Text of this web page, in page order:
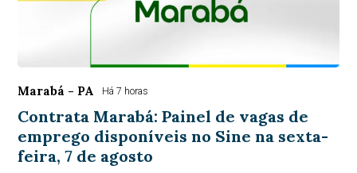
Marabá - PA Há 7 horas
Contrata Marabá: Painel de vagas de
emprego disponíveis no Sine na sexta-
feira, 7 de agosto